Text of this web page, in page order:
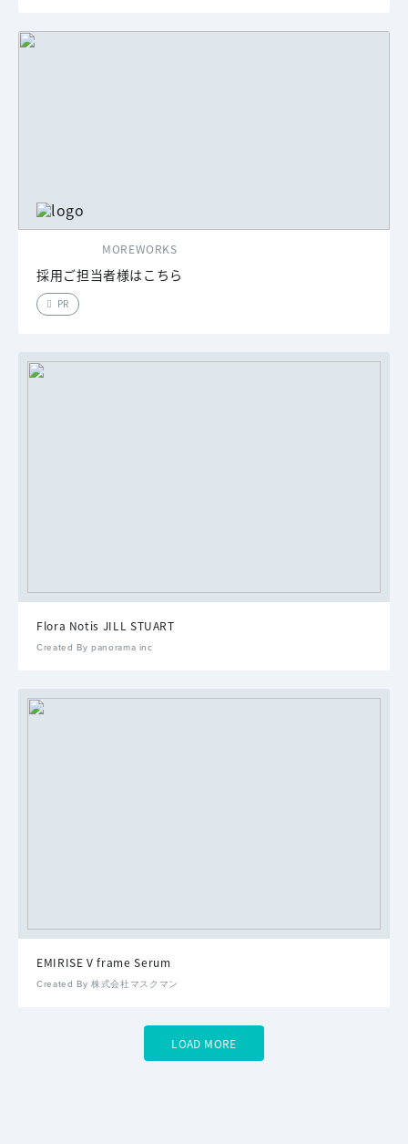
MOREWORKS
採用ご担当者様はこちら
PR
Flora Notis JILL STUART
Created By panorama inc
EMIRISE V frame Serum
Created By 株式会社マスクマン
LOAD MORE